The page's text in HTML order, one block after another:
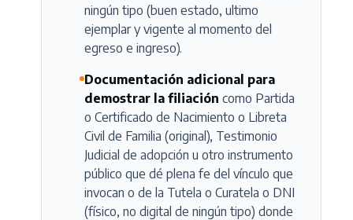
ningún tipo (buen estado, ultimo
ejemplar y vigente al momento del
egreso e ingreso).
Documentación adicional para
demostrar la filiación como Partida
o Certificado de Nacimiento o Libreta
Civil de Familia (original), Testimonio
Judicial de adopción u otro instrumento
público que dé plena fe del vínculo que
invocan o de la Tutela o Curatela o DNI
(físico, no digital de ningún tipo) donde